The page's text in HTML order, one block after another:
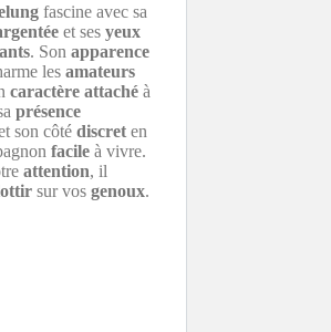
fascine avec sa
et ses yeux
. Son apparence
les amateurs
caractère attaché à
présence
son côté discret en
facile à vivre.
attention, il
sur vos genoux.